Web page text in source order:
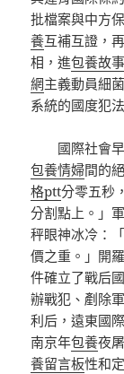
批檔案與中方
養互補互證，
相，進包養故
網主義動員細
系統的國度犯
國際社會
包養情婦間的
格ptt分零五秒
分割點上。」
秤眼神冰冷：
價之重。」開
件確立了戰后
辦戰犯、剷除
利后，遠東國
南京年包養夜
養留言板性和